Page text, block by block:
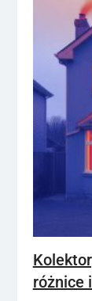
różnice